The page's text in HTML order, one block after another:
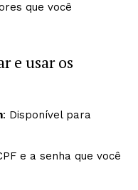
que você
e usar os
: Disponível para
e a senha que você